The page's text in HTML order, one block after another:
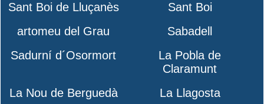
Sant Boi de Lluçanès
Sant Boi
artomeu del Grau
Sabadell
Sadurní d´Osormort
La Pobla de
Claramunt
La Nou de Berguedà
La Llagosta